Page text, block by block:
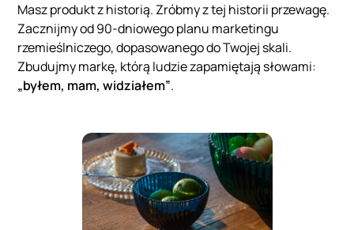
Masz produkt z historią. Zróbmy z tej historii przewagę.
Zacznijmy od 90‑dniowego planu marketingu
rzemieślniczego, dopasowanego do Twojej skali.
Zbudujmy markę, którą ludzie zapamiętają słowami:
„byłem, mam, widziałem”.